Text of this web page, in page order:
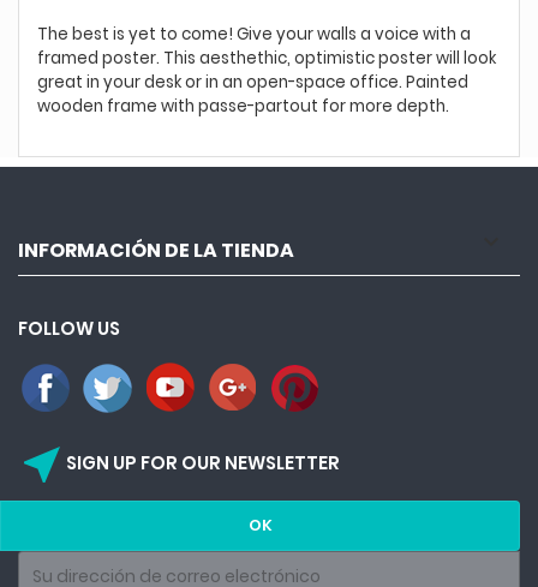
The best is yet to come! Give your walls a voice with a
framed poster. This aesthethic, optimistic poster will look
great in your desk or in an open-space office. Painted
wooden frame with passe-partout for more depth.
INFORMACIÓN DE LA TIENDA
FOLLOW US
near_me SIGN UP FOR OUR NEWSLETTER